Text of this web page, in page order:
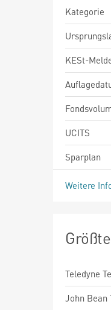
Kategorie
KESt-
UCITS
Sparplan
Weitere
Teledyne
John Bean